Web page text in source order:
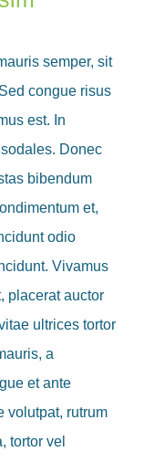
semper, sit
congue risus
est. In
Donec
bibendum
et,
odio
Vivamus
placerat auctor
ultrices tortor
a
et ante
volutpat, rutrum
tortor vel